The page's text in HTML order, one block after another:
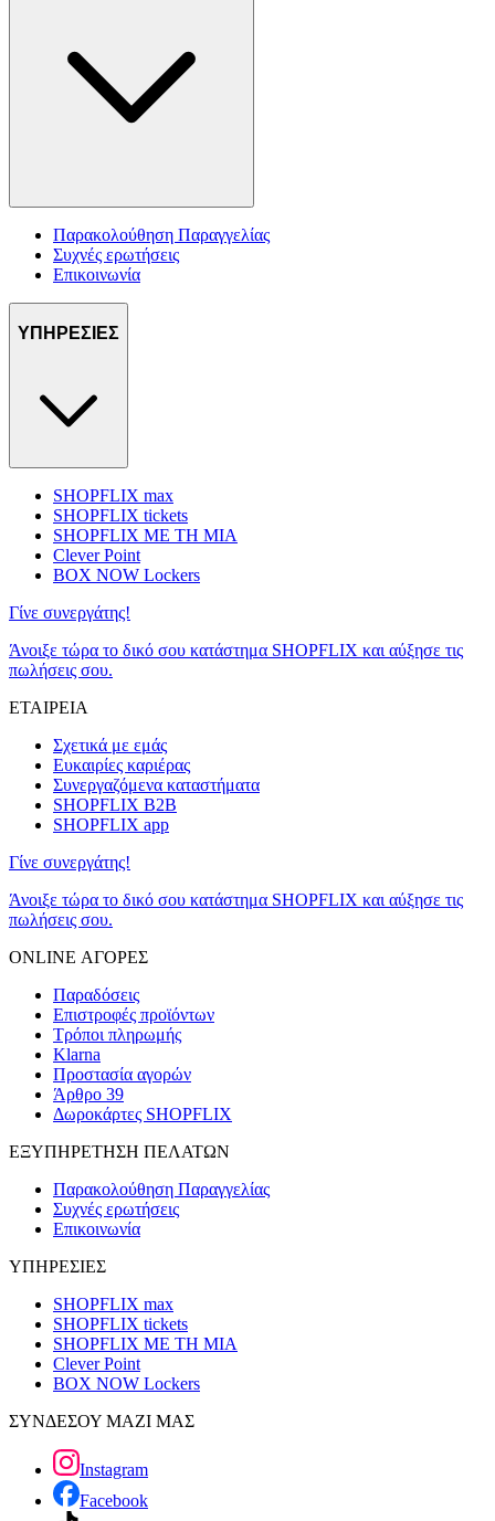
Παρακολούθηση Παραγγελίας
Συχνές ερωτήσεις
Επικοινωνία
ΥΠΗΡΕΣΙΕΣ
SHOPFLIX max
SHOPFLIX tickets
SHOPFLIX ΜΕ ΤΗ ΜΙΑ
Clever Point
BOX NOW Lockers
Γίνε συνεργάτης!
Άνοιξε τώρα το δικό σου κατάστημα SHOPFLIX και αύξησε τις
πωλήσεις σου.
ΕΤΑΙΡΕΙΑ
Σχετικά με εμάς
Ευκαιρίες καριέρας
Συνεργαζόμενα καταστήματα
SHOPFLIX B2B
SHOPFLIX app
Γίνε συνεργάτης!
Άνοιξε τώρα το δικό σου κατάστημα SHOPFLIX και αύξησε τις
πωλήσεις σου.
ONLINE ΑΓΟΡΕΣ
Παραδόσεις
Επιστροφές προϊόντων
Τρόποι πληρωμής
Klarna
Προστασία αγορών
Άρθρο 39
Δωροκάρτες SHOPFLIX
ΕΞΥΠΗΡΕΤΗΣΗ ΠΕΛΑΤΩΝ
Παρακολούθηση Παραγγελίας
Συχνές ερωτήσεις
Επικοινωνία
ΥΠΗΡΕΣΙΕΣ
SHOPFLIX max
SHOPFLIX tickets
SHOPFLIX ΜΕ ΤΗ ΜΙΑ
Clever Point
BOX NOW Lockers
ΣΥΝΔΕΣΟΥ ΜΑΖΙ ΜΑΣ
Instagram
Facebook